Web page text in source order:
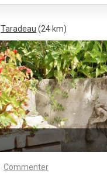
Taradeau (24 km)
Commenter